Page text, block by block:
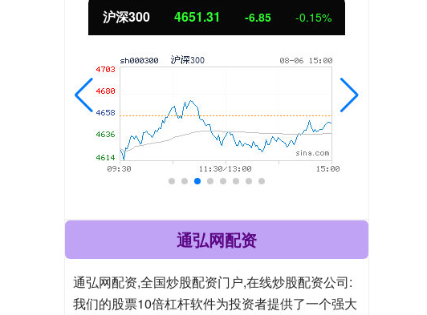
沪深300 4651.31 -6.85 -0.15%
通弘网配资
通弘网配资,全国炒股配资门户,在线炒股配资公司:
我们的股票10倍杠杆软件为投资者提供了一个强大